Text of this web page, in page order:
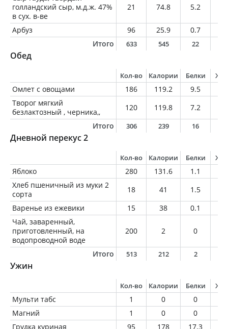
голландский сыр, м.д.ж. 47%
в сух. в-ве
21 74.8 5.2
Арбуз 96 25.9 0.7
Итого
633 545 22
Обед
Кол-во Калории Белки
Омлет с овощами 186 119.2 9.5
Творог мягкий
безлактозный , черника,,
120 119.8 7.2
Итого
306 239 16
Дневной перекус 2
Кол-во Калории Белки
Яблоко 280 131.6 1.1
Хлеб пшеничный из муки 2
сорта
18 41 1.5
Варенье из ежевики
15 38 0.1
Чай, заваренный,
приготовленный, на
водопроводной воде
200 2 0
Итого 513 212 2
Ужин
Кол-во Калории Белки
Мульти табс 1 0 0
Магний
1 0 0
Грудка куриная
95 178 17.3